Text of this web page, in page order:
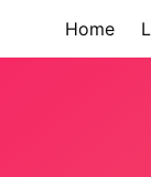
Home